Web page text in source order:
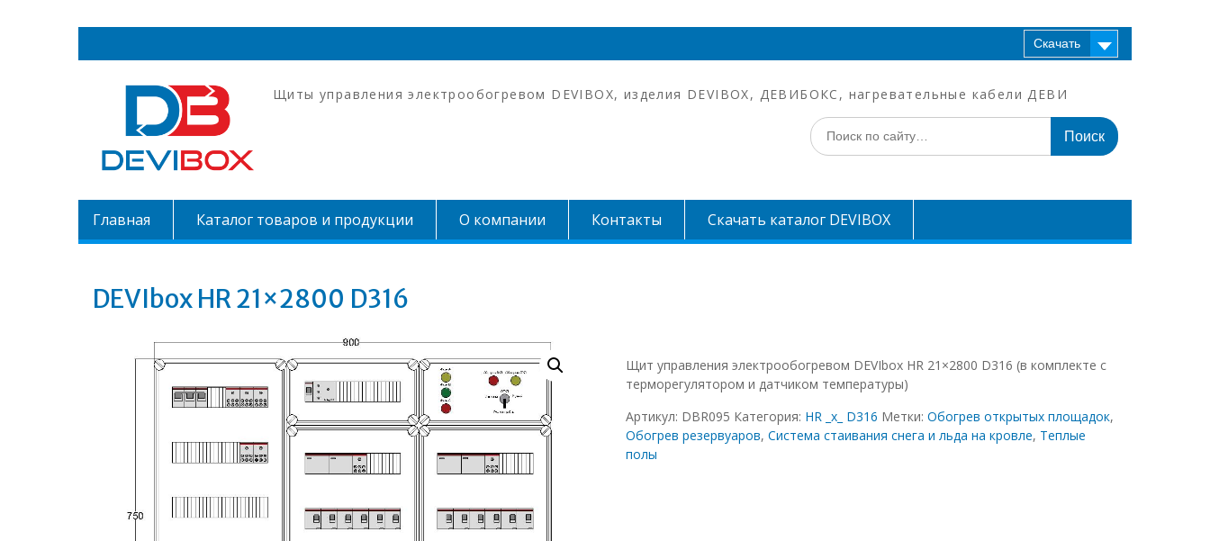
Скачать
Щиты управления электрообогревом DEVIBOX, изделия DEVIBOX, ДЕВИБОКС, нагревательные кабели ДЕВИ
Искать:
Главная Каталог товаров и продукции О компании Контакты Скачать каталог DEVIBOX
DEVIbox HR 21×2800 D316
Щит управления электрообогревом DEVIbox HR 21×2800 D316 (в комплекте с
терморегулятором и датчиком температуры)
Артикул: DBR095 Категория: HR _x_ D316 Метки: Обогрев открытых площадок,
Обогрев резервуаров, Система стаивания снега и льда на кровле, Теплые
полы